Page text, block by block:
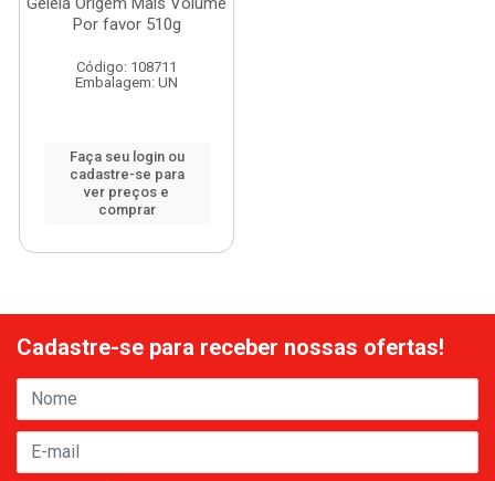
Por favor 510g
Código: 108711
Embalagem: UN
Faça seu login ou
cadastre-se para
ver preços e
comprar
Cadastre-se para receber nossas ofertas!